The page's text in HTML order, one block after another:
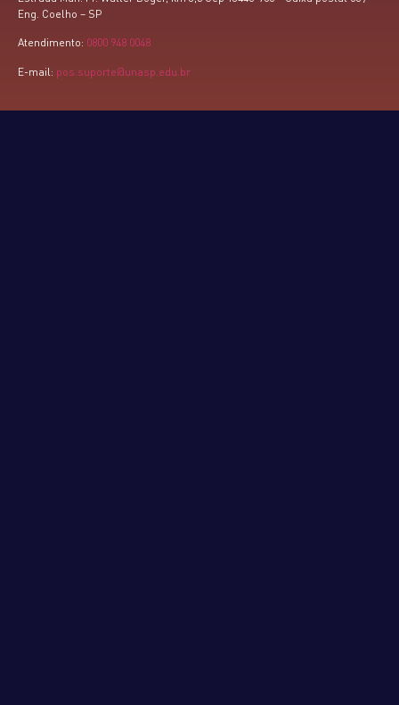
Eng. Coelho – SP
Atendimento: 0800 948 0048
E-mail: pos.suporte@unasp.edu.br